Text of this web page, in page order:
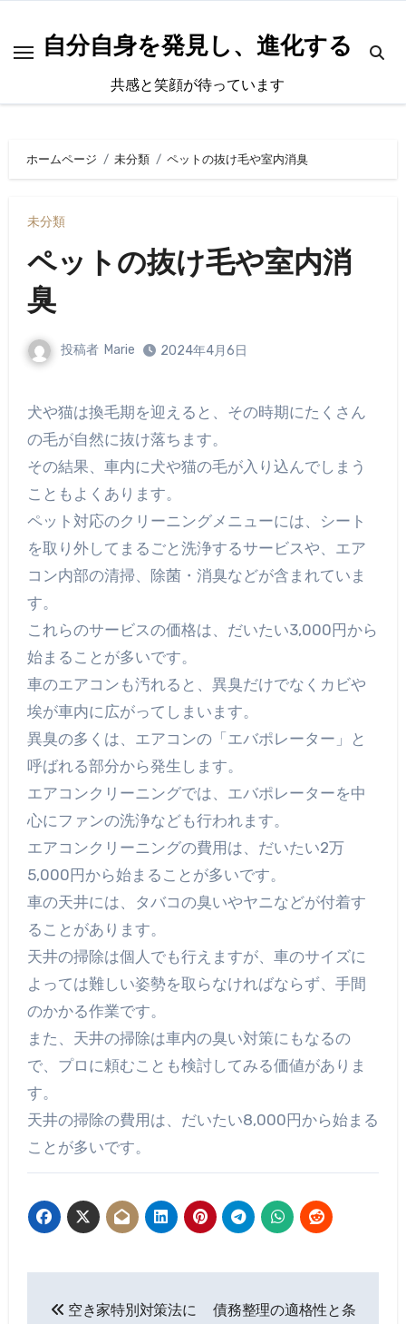
自分自身を発見し、進化する
共感と笑顔が待っています
ホームページ 未分類 ペットの抜け毛や室内消臭
未分類
ペットの抜け毛や室内消
臭
投稿者 Marie 2024年4月6日
犬や猫は換毛期を迎えると、その時期にたくさん
の毛が自然に抜け落ちます。
その結果、車内に犬や猫の毛が入り込んでしまう
こともよくあります。
ペット対応のクリーニングメニューには、シート
を取り外してまるごと洗浄するサービスや、エア
コン内部の清掃、除菌・消臭などが含まれていま
す。
これらのサービスの価格は、だいたい3,000円から
始まることが多いです。
車のエアコンも汚れると、異臭だけでなくカビや
埃が車内に広がってしまいます。
異臭の多くは、エアコンの「エバポレーター」と
呼ばれる部分から発生します。
エアコンクリーニングでは、エバポレーターを中
心にファンの洗浄なども行われます。
エアコンクリーニングの費用は、だいたい2万
5,000円から始まることが多いです。
車の天井には、タバコの臭いやヤニなどが付着す
ることがあります。
天井の掃除は個人でも行えますが、車のサイズに
よっては難しい姿勢を取らなければならず、手間
のかかる作業です。
また、天井の掃除は車内の臭い対策にもなるの
で、プロに頼むことも検討してみる価値がありま
す。
天井の掃除の費用は、だいたい8,000円から始まる
ことが多いです。
空き家特別対策法に
債務整理の適格性と条